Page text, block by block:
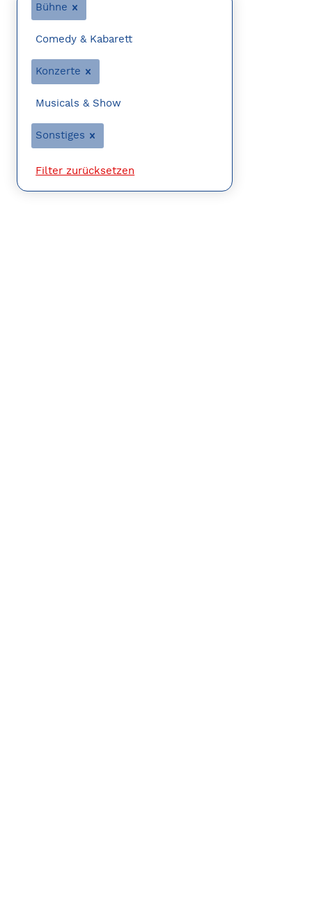
Bühne
Comedy & Kabarett
Konzerte
Musicals & Show
Sonstiges
Filter zurücksetzen